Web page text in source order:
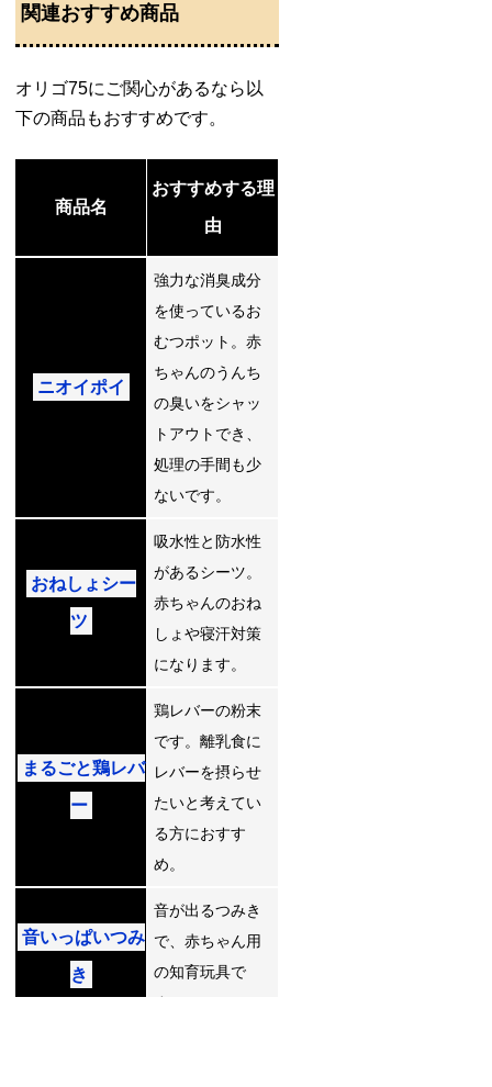
関連おすすめ商品
オリゴ75にご関心があるなら以
下の商品もおすすめです。
商品名
おすすめする理
由
ニオイポイ
強力な消臭成分
を使っているお
むつポット。赤
ちゃんのうんち
の臭いをシャッ
トアウトでき、
処理の手間も少
ないです。
おねしょシー
ツ
吸水性と防水性
があるシーツ。
赤ちゃんのおね
しょや寝汗対策
になります。
まるごと鶏レバ
ー
鶏レバーの粉末
です。離乳食に
レバーを摂らせ
たいと考えてい
る方におすす
め。
音いっぱいつみ
き
音が出るつみき
で、赤ちゃん用
の知育玩具で
す。